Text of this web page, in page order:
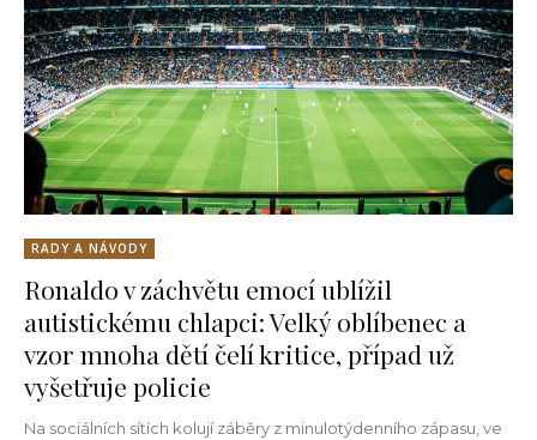
RADY A NÁVODY
Ronaldo v záchvětu emocí ublížil
autistickému chlapci: Velký oblíbenec a
vzor mnoha dětí čelí kritice, případ už
vyšetřuje policie
Na sociálních sítích kolují záběry z minulotýdenního zápasu, ve